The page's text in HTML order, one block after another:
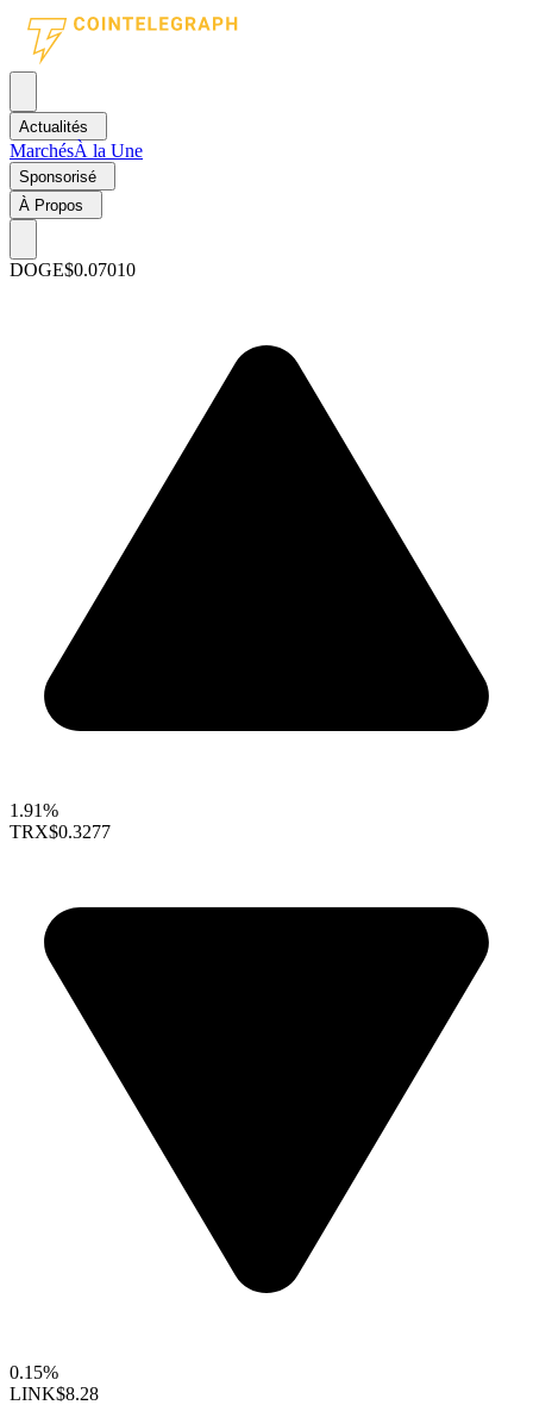
Actualités
MarchésÀ la Une
Sponsorisé
À Propos
DOGE$0.07010
1.91%
TRX$0.3277
0.15%
LINK$8.28